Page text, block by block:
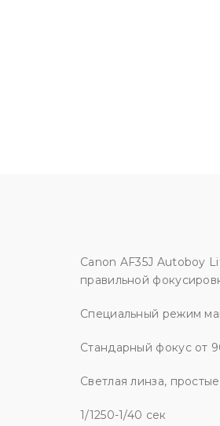
Canon AF35J Autoboy
правильной
Специальный режим
Стандарный фокус от
Светлая линза,
1/1250-1/40 сек